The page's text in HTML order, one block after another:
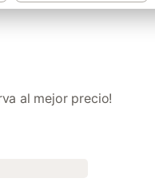
al mejor precio!